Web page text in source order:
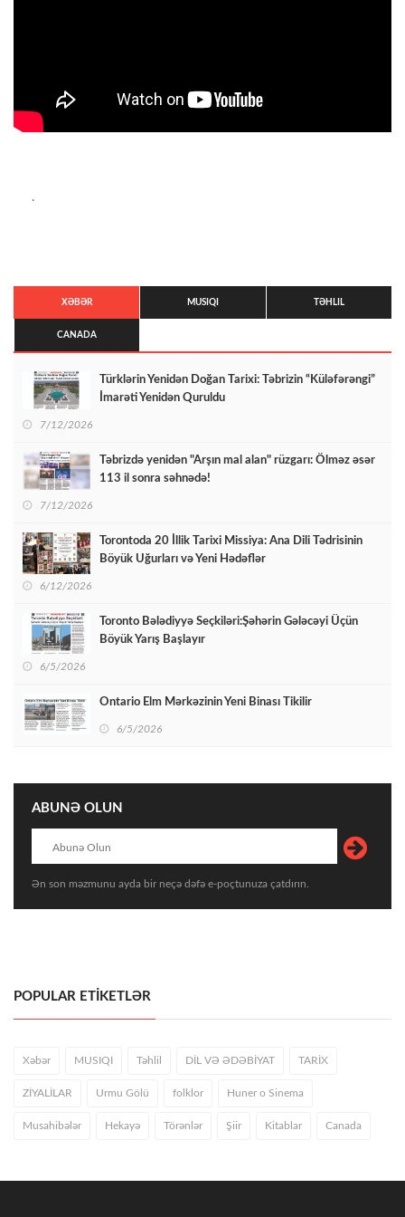
.
XƏBƏR MUSIQI TƏHLIL
CANADA
Türklərin Yenidən Doğan Tarixi: Təbrizin “Küləfərəngi”
İmarəti Yenidən Quruldu
7/12/2026
Təbrizdə yenidən "Arşın mal alan" rüzgarı: Ölməz əsər
113 il sonra səhnədə!
7/12/2026
Torontoda 20 İllik Tarixi Missiya: Ana Dili Tədrisinin
Böyük Uğurları və Yeni Hədəflər
6/12/2026
Toronto Bələdiyyə Seçkiləri:Şəhərin Gələcəyi Üçün
Böyük Yarış Başlayır
6/5/2026
Ontario Elm Mərkəzinin Yeni Binası Tikilir
6/5/2026
ABUNƏ OLUN
Ən son məzmunu ayda bir neçə dəfə e-poçtunuza çatdırın.
POPULAR ETİKETLƏR
Xəbər MUSIQI Təhlil DİL VƏ ƏDƏBİYAT TARİX
ZİYALİLAR Urmu Gölü folklor Huner o Sinema
Musahibələr Hekayə Törənlər Şiir Kitablar Canada